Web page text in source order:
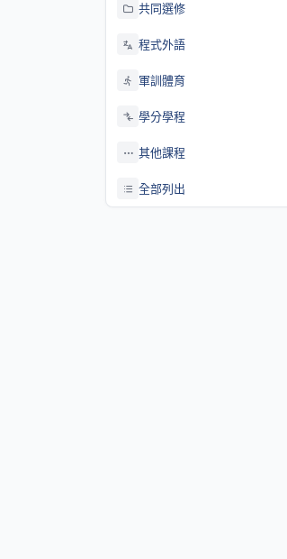
共同選修
程式外語
軍訓體育
學分學程
其他課程
全部列出